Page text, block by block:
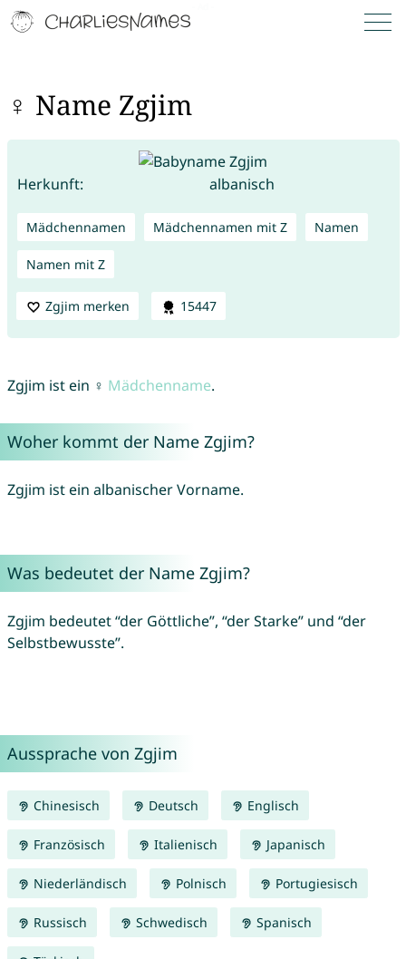
♀ Name Zgjim
Herkunft: albanisch
Mädchennamen Mädchennamen mit Z Namen
Namen mit Z
Zgjim merken 15447
Zgjim ist ein ♀ Mädchenname.
Woher kommt der Name Zgjim?
Zgjim ist ein albanischer Vorname.
Was bedeutet der Name Zgjim?
Zgjim bedeutet “der Göttliche”, “der Starke” und “der
Selbstbewusste”.
Aussprache von Zgjim
Chinesisch Deutsch Englisch
Französisch Italienisch Japanisch
Niederländisch Polnisch Portugiesisch
Russisch Schwedisch Spanisch